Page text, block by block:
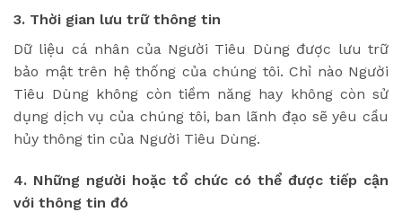
3. Thời gian lưu trữ thông tin
Dữ liệu cá nhân của Người Tiêu Dùng được lưu trữ
bảo mật trên hệ thống của chúng tôi. Chỉ nào Người
Tiêu Dùng không còn tiềm năng hay không còn sử
dụng dịch vụ của chúng tôi, ban lãnh đạo sẽ yêu cầu
hủy thông tin của Người Tiêu Dùng.
4. Những người hoặc tổ chức có thể được tiếp cận
với thông tin đó